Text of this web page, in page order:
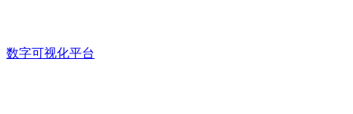
数字可视化平台